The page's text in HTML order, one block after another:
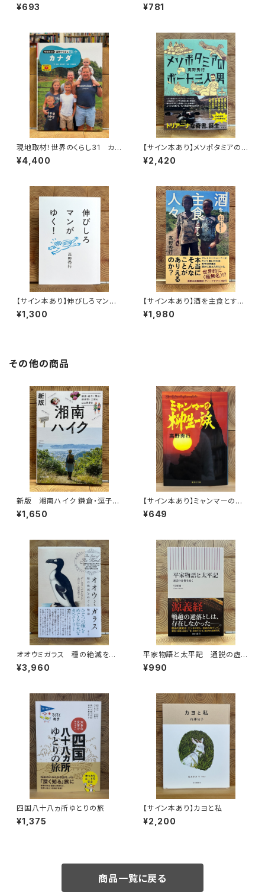
¥693 ¥781
現地取材！世界のくらし31 カナ
ダ
¥4,400
【サイン本あり】メソポタミアの
ボート三人男
¥2,420
【サイン本あり】伸びしろマンが
ゆく！
¥1,300
【サイン本あり】酒を主食とする
人々 エチオピアの科学的秘境
を旅する
¥1,980
その他の商品
新版 湘南ハイク 鎌倉・逗子・
葉山・横須賀・三浦の山と海歩き
¥1,650
【サイン本あり】ミャンマーの柳
生一族
¥649
オオウミガラス 種の絶滅をめ
ぐる物語
¥3,960
平家物語と太平記 通説の虚
像を暴く
¥990
四国八十八ヵ所ゆとりの旅
¥1,375
【サイン本あり】カヨと私
¥2,200
商品一覧に戻る